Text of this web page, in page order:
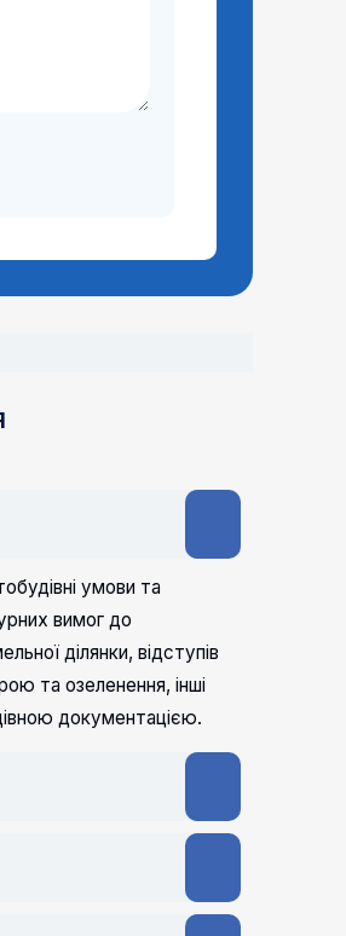
умови та
вимог до
ділянки, відступів
та озеленення, інші
документацією.